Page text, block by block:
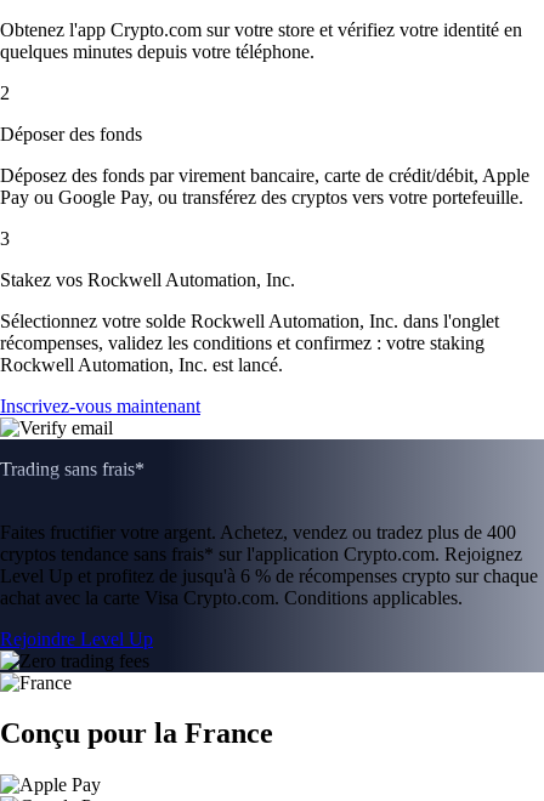
Obtenez l'app Crypto.com sur votre store et vérifiez votre identité en
quelques minutes depuis votre téléphone.
2
Déposer des fonds
Déposez des fonds par virement bancaire, carte de crédit/débit, Apple
Pay ou Google Pay, ou transférez des cryptos vers votre portefeuille.
3
Stakez vos Rockwell Automation, Inc.
Sélectionnez votre solde Rockwell Automation, Inc. dans l'onglet
récompenses, validez les conditions et confirmez : votre staking
Rockwell Automation, Inc. est lancé.
Inscrivez-vous maintenant
Trading sans frais*
Faites fructifier votre argent. Achetez, vendez ou tradez plus de 400
cryptos tendance sans frais* sur l'application Crypto.com. Rejoignez
Level Up et profitez de jusqu'à 6 % de récompenses crypto sur chaque
achat avec la carte Visa Crypto.com. Conditions applicables.
Rejoindre Level Up
Conçu pour la France